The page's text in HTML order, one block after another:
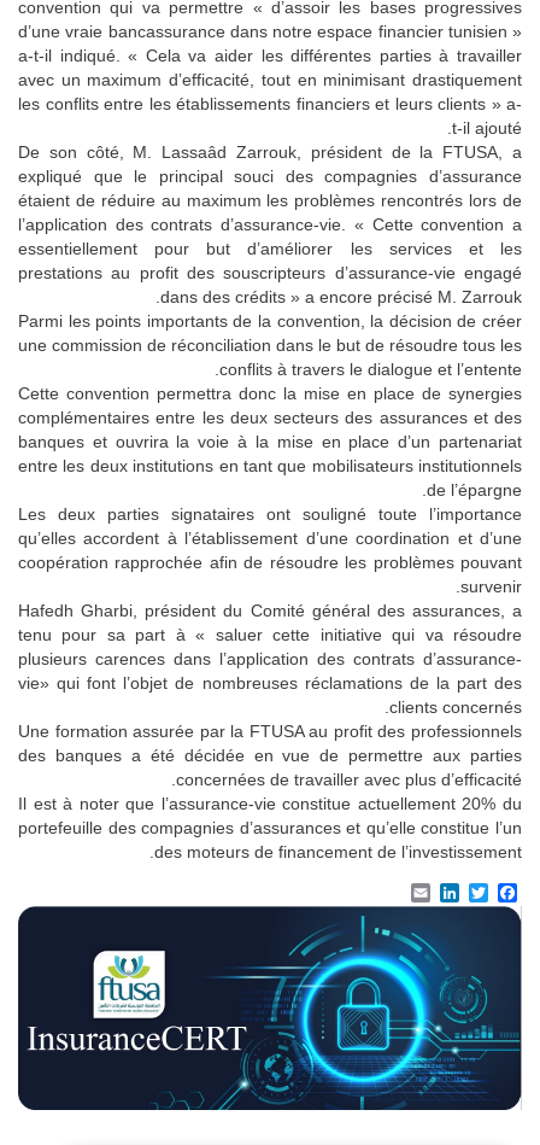
convention qui va permettre « d’assoir les bases progressives
d’une vraie bancassurance dans notre espace financier tunisien »
a-t-il indiqué. « Cela va aider les différentes parties à travailler
avec un maximum d’efficacité, tout en minimisant drastiquement
les conflits entre les établissements financiers et leurs clients » a-
t-il ajouté.
De son côté, M. Lassaâd Zarrouk, président de la FTUSA, a
expliqué que le principal souci des compagnies d’assurance
étaient de réduire au maximum les problèmes rencontrés lors de
l’application des contrats d’assurance-vie. « Cette convention a
essentiellement pour but d’améliorer les services et les
prestations au profit des souscripteurs d’assurance-vie engagé
dans des crédits » a encore précisé M. Zarrouk.
Parmi les points importants de la convention, la décision de créer
une commission de réconciliation dans le but de résoudre tous les
conflits à travers le dialogue et l’entente.
Cette convention permettra donc la mise en place de synergies
complémentaires entre les deux secteurs des assurances et des
banques et ouvrira la voie à la mise en place d’un partenariat
entre les deux institutions en tant que mobilisateurs institutionnels
de l’épargne.
Les deux parties signataires ont souligné toute l’importance
qu’elles accordent à l’établissement d’une coordination et d’une
coopération rapprochée afin de résoudre les problèmes pouvant
survenir.
Hafedh Gharbi, président du Comité général des assurances, a
tenu pour sa part à « saluer cette initiative qui va résoudre
plusieurs carences dans l’application des contrats d’assurance-
vie» qui font l’objet de nombreuses réclamations de la part des
clients concernés.
Une formation assurée par la FTUSA au profit des professionnels
des banques a été décidée en vue de permettre aux parties
concernées de travailler avec plus d’efficacité.
Il est à noter que l’assurance-vie constitue actuellement 20% du
portefeuille des compagnies d’assurances et qu’elle constitue l’un
des moteurs de financement de l’investissement.
Facebook
Twitter
LinkedIn